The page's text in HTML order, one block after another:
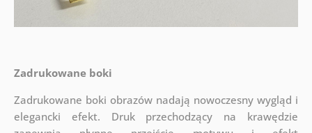
Zadrukowane boki
Zadrukowane boki obrazów nadają nowoczesny wygląd i
elegancki efekt. Druk przechodzący na krawędzie